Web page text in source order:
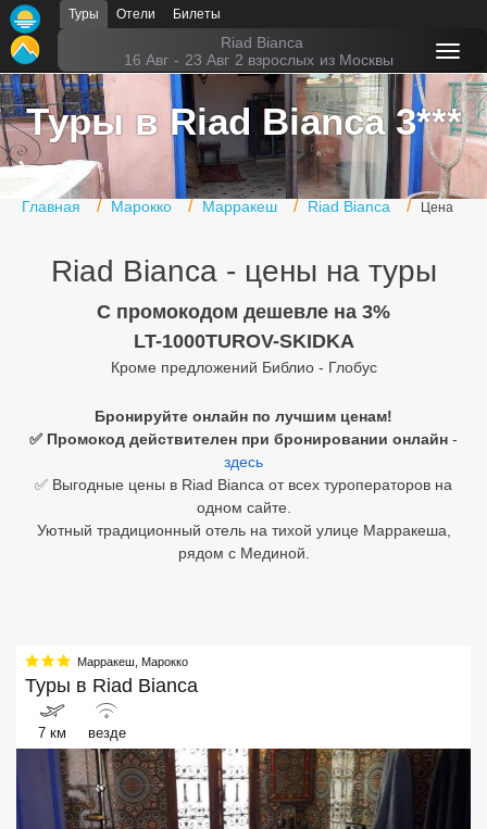
Туры Отели Билеты
Riad Bianca
16 Авг - 23 Авг 2 взрослых из Москвы
Туры в Riad Bianca 3***
Главная Марокко Марракеш Riad Bianca Цена
Riad Bianca - цены на туры
C промокодом дешевле на 3%
LT-1000TUROV-SKIDKA
Кроме предложений Библио - Глобус
Бронируйте онлайн по лучшим ценам!
✅ Промокод действителен при бронировании онлайн -
здесь
✅ Выгодные цены в Riad Bianca от всех туроператоров на
одном сайте.
Уютный традиционный отель на тихой улице Марракеша,
рядом с Мединой.
Марракеш Марокко
Туры в Riad Bianca
7 км везде
Главная
Горящие туры
Туры в Турцию
Туры в Египет
Офис г. Москва
Подборки отелей
Таиланд
ОАЭ
Египет
Бали
Вьетнам
Северный Гоа